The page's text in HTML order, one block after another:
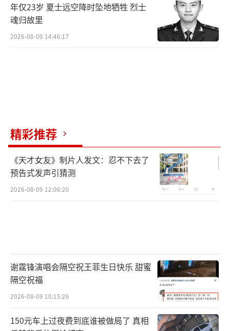
年仅23岁 夏士远空降时坠地牺牲 烈士
魂归故里
2026-08-09 14:46:17
精彩推荐
《天才女友》制片人发文：忍不下去了
预告式发声引猜测
2026-08-09 12:06:20
谢霆锋演唱会隔空祝王菲生日快乐 甜蜜
隔空祝福
2026-08-09 10:15:26
150元车上过夜费到底谁被做局了 真相